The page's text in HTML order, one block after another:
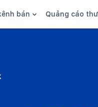
bán Quảng cáo